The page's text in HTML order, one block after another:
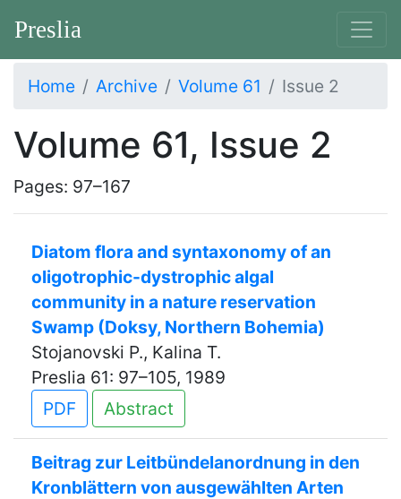
Preslia
Home Archive Volume 61 Issue 2
Volume 61, Issue 2
Pages: 97–167
Diatom flora and syntaxonomy of an
oligotrophic-dystrophic algal
community in a nature reservation
Swamp (Doksy, Northern Bohemia)
Stojanovski P., Kalina T.
Preslia 61: 97–105, 1989
PDF
Abstract
Beitrag zur Leitbündelanordnung in den
Kronblättern von ausgewählten Arten